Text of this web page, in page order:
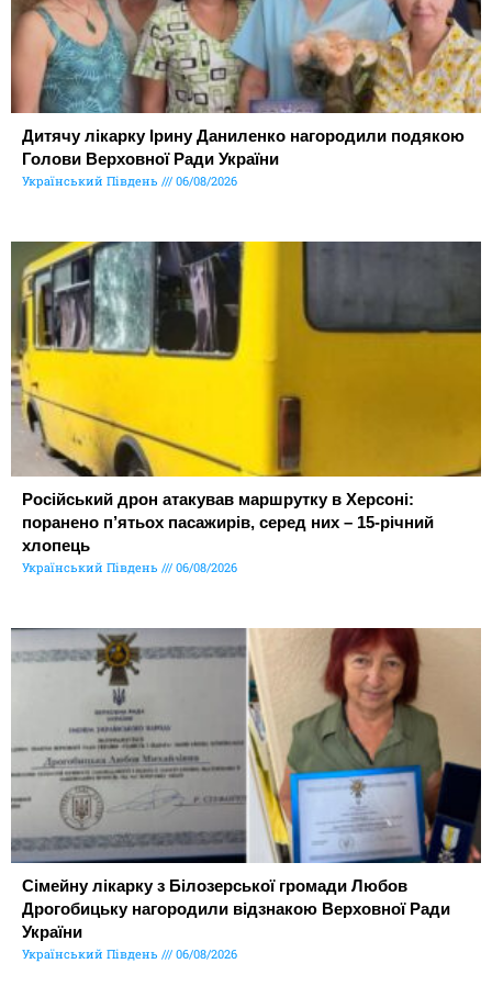
Дитячу лікарку Ірину Даниленко нагородили подякою
Голови Верховної Ради України
Український Південь 06/08/2026
Російський дрон атакував маршрутку в Херсоні:
поранено п’ятьох пасажирів, серед них – 15-річний
хлопець
Український Південь 06/08/2026
Сімейну лікарку з Білозерської громади Любов
Дрогобицьку нагородили відзнакою Верховної Ради
України
Український Південь 06/08/2026